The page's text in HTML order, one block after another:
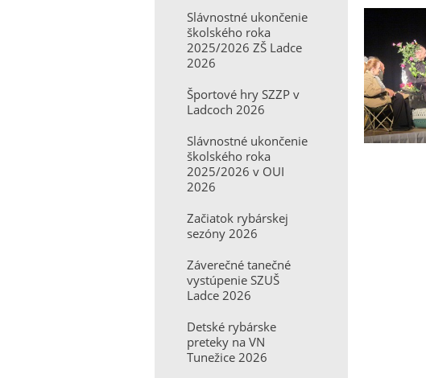
Slávnostné ukončenie
školského roka
2025/2026 ZŠ Ladce
2026
Športové hry SZZP v
Ladcoch 2026
Slávnostné ukončenie
školského roka
2025/2026 v OUI
2026
Začiatok rybárskej
sezóny 2026
Záverečné tanečné
vystúpenie SZUŠ
Ladce 2026
Detské rybárske
preteky na VN
Tunežice 2026